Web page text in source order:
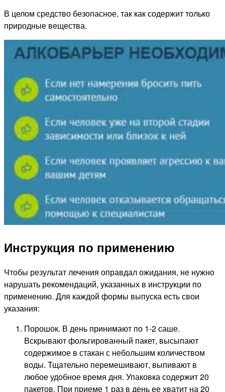
В целом средство безопасное, так как содержит только
природные вещества.
Инструкция по применению
Чтобы результат лечения оправдал ожидания, не нужно
нарушать рекомендаций, указанных в инструкции по
применению. Для каждой формы выпуска есть свои
указания:
Порошок. В день принимают по 1-2 саше.
Вскрывают фольгированный пакет, высыпают
содержимое в стакан с небольшим количеством
воды. Тщательно перемешивают, выпивают в
любое удобное время дня. Упаковка содержит 20
пакетов. При приеме 1 раз в день ее хватит на 20